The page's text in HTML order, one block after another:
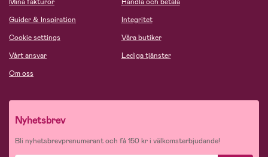
Mina fakturor
Guider & Inspiration
Cookie settings
Vårt ansvar
Om oss
Handla och betala
Integritet
Våra butiker
Lediga tjänster
Nyhetsbrev
Bli nyhetsbrevprenumerant och få 150 kr i välkomsterbjudande!